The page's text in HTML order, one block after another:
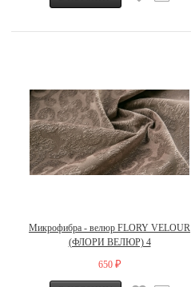
Микрофибра - велюр FLORY VELOUR
(ФЛОРИ ВЕЛЮР) 4
650 ₽